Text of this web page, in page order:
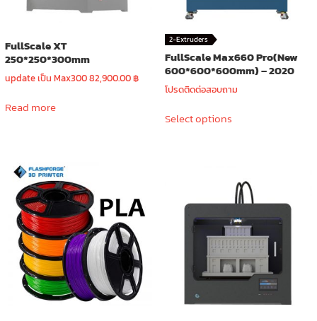
FullScale XT
250*250*300mm
update เป็น Max30082,900.00฿
Read more
2-Extruders
FullScale Max660 Pro(New
600*600*600mm) – 2020
โปรดติดต่อสอบถาม
Select optionsproduct
The
options
may
be
chosen
on
the
product
page